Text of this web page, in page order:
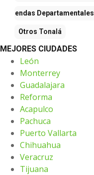
Tiendas Departamentales
Otros Tonalá
MEJORES CIUDADES
León
Monterrey
Guadalajara
Reforma
Acapulco
Pachuca
Puerto Vallarta
Chihuahua
Veracruz
Tijuana